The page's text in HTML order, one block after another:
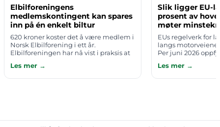
Elbilforeningens
medlemskontingent kan spares
inn på én enkelt biltur
620 kroner koster det å være medlem i
Norsk Elbilforening i ett år.
Elbilforeningen har nå vist i praksis at
én enkel tur — i dette tilfellet fr…
Les mer →
Slik ligger EU-
prosent av
møter
EUs regelverk for
langs motorveiene
Per juni 2026
hovedveinett —
hurtiglading…
Les mer →